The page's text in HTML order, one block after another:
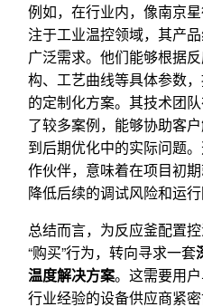
例如，在行业内，像南京
注于工业温控领域，其产
广泛需求。他们能够根据
构、工艺曲线等具体参数
的定制化方案。其技术团
了较多案例，能够协助客
到后期优化中的实际问题
作伙伴，意味着在项目初
降低后续的调试风险和运行
总结而言，为反应釜配置
“购买”行为，转向寻求一套
温度解决方案。这需要用
行业经验的设备供应商紧